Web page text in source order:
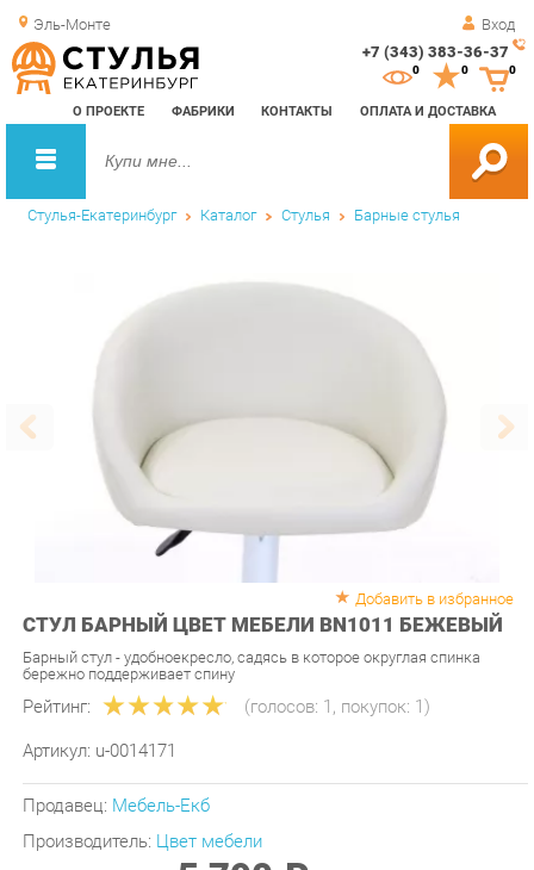
Эль-Монте Вход
+7 (343) 383-36-37
О ПРОЕКТЕ ФАБРИКИ КОНТАКТЫ ОПЛАТА И ДОСТАВКА
0 0
Стулья-Екатеринбург Каталог Стулья Барные стулья
СТУЛ БАРНЫЙ ЦВЕТ МЕБЕЛИ BN1011 БЕЖЕВЫЙ
Барный стул - удобноекресло, садясь в которое округлая спинка
бережно поддерживает спину
Рейтинг: (голосов:
u-0014171
Производитель:Цвет мебели
Последняя цена: 5 790 ₽